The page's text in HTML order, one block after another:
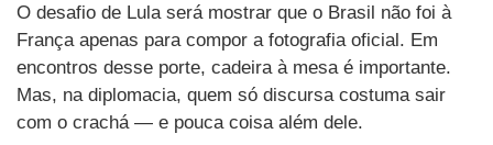
O desafio de Lula será mostrar que o Brasil não foi à
França apenas para compor a fotografia oficial. Em
encontros desse porte, cadeira à mesa é importante.
Mas, na diplomacia, quem só discursa costuma sair
com o crachá — e pouca coisa além dele.